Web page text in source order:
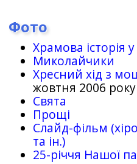
Фото
Храмова історія
Миколайчики
Хресний хід з
жовтня 2006 року
Свята
Прощі
Слайд-фільм
та ін.)
25-рiччя Нашої